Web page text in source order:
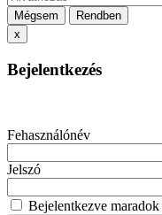
Mégsem
Rendben
x
Bejelentkezés
Fehasználónév
Jelszó
Bejelentkezve maradok